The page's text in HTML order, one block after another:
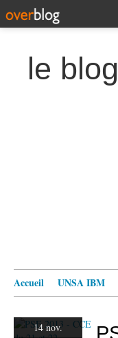
le
Accueil UNSA IBM
14 nov.